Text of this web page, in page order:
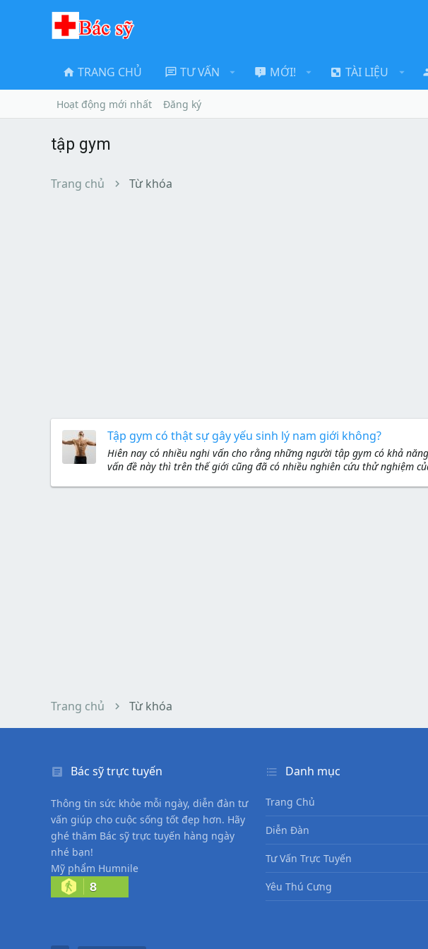
TRANG CHỦ TƯ VẤN MỚI! TÀI LIỆU
Hoạt động mới nhất Đăng ký
tập gym
Trang chủ Từ khóa
Tập gym có thật sự gây yếu sinh lý nam giới không?
Hiên nay có nhiều nghi vấn cho rằng những người tập gym có khả
vấn đề này thì trên thế giới cũng đã có nhiều nghiên cứu thử nghiệm
Trang chủ Từ khóa
Bác sỹ trực tuyến
Thông tin sức khỏe mỗi ngày, diễn đàn tư
vấn giúp cho cuộc sống tốt đẹp hơn. Hãy
ghé thăm Bác sỹ trực tuyến hàng ngày
nhé bạn!
Mỹ phẩm Humnile
8
Danh mục
Trang Chủ
Diễn Đàn
Tư Vấn Trực Tuyến
Yêu Thú Cưng